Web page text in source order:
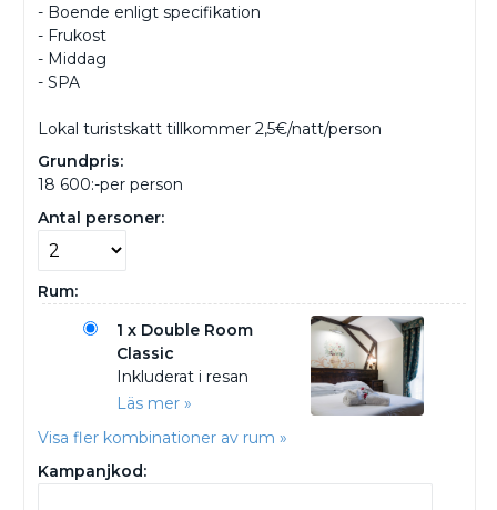
- Boende enligt specifikation
- Frukost
- Middag
- SPA
Lokal turistskatt tillkommer 2,5€/natt/person
Grundpris:
18 600:-per person
Antal personer:
Rum:
1 x Double Room
Classic
Inkluderat i resan
Läs mer »
Visa fler kombinationer av rum »
Kampanjkod: